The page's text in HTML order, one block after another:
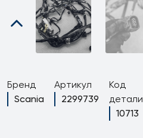
Бренд
Scania
Артикул
2299739
Код
детали
10713